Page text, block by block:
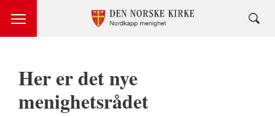
Her er det nye
menighetsrådet